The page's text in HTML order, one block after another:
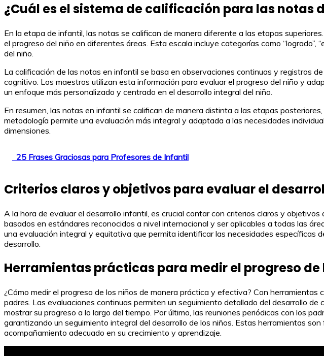
¿Cuál es el sistema de calificación para las notas
En la etapa de infantil, las notas se califican de manera diferente a las etapas
el progreso del niño en diferentes áreas. Esta escala incluye categorías como “logrado”,
del niño.
La calificación de las notas en infantil se basa en observaciones continuas y registros
cognitivo. Los maestros utilizan esta información para evaluar el progreso del niño y
un enfoque más personalizado y centrado en el desarrollo integral del niño.
En resumen, las notas en infantil se califican de manera distinta a las etapas
metodología permite una evaluación más integral y adaptada a las necesidades
dimensiones.
25 Frases Graciosas para Profesores de Infantil
Criterios claros y objetivos para evaluar el
A la hora de evaluar el desarrollo infantil, es crucial contar con criterios claros y
basados en estándares reconocidos a nivel internacional y ser aplicables a todas las
una evaluación integral y equitativa que permita identificar las necesidades
desarrollo.
Herramientas prácticas para medir el progreso de
¿Cómo medir el progreso de los niños de manera práctica y efectiva? Con
padres. Las evaluaciones continuas permiten un seguimiento detallado del desarrollo
mostrar su progreso a lo largo del tiempo. Por último, las reuniones periódicas con los
garantizando un seguimiento integral del desarrollo de los niños. Estas herramientas
acompañamiento adecuado en su crecimiento y aprendizaje.